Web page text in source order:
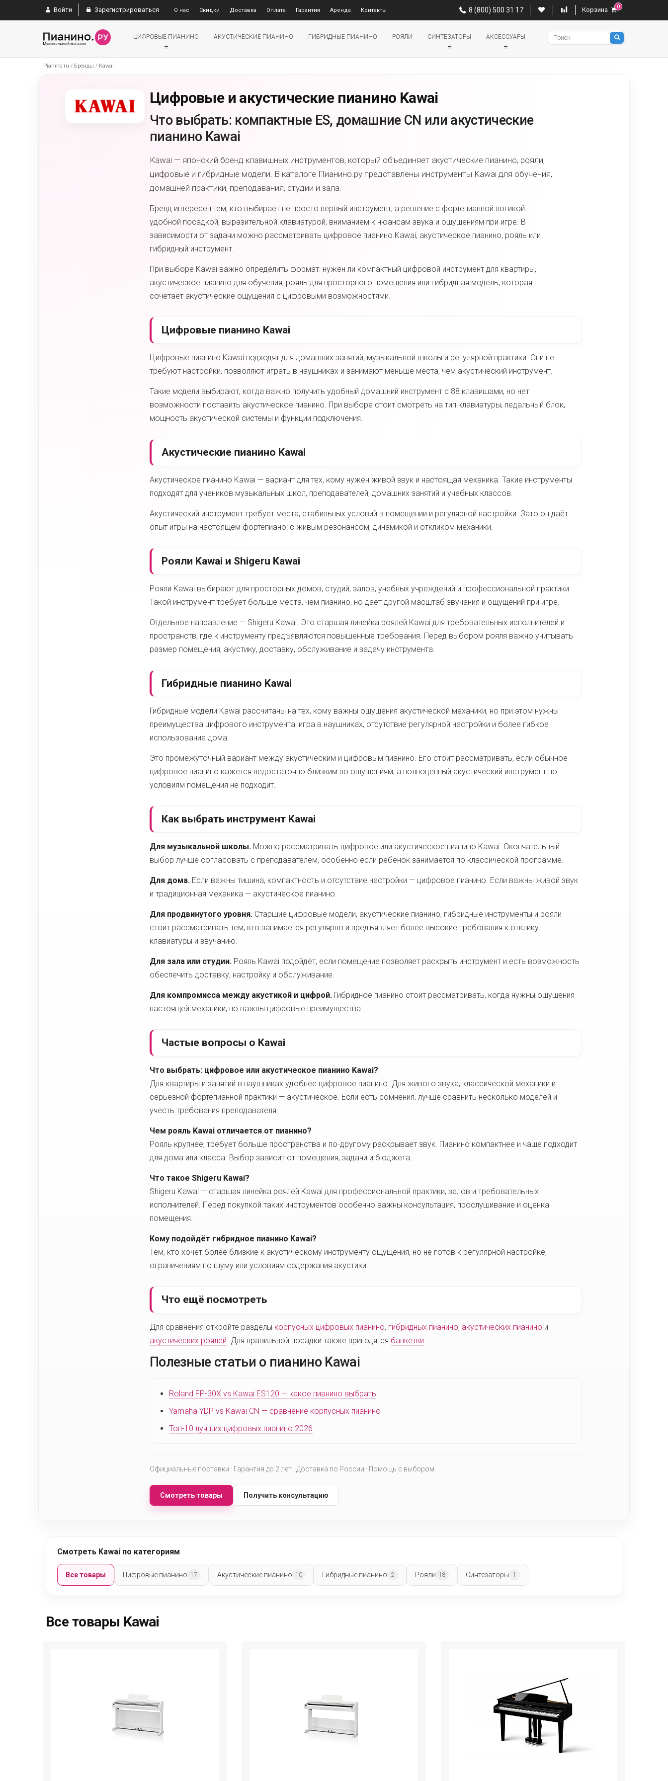
8 (800) 500 31 17 Корзина
Pianino
Войти Зарегистрироваться О нас Скидки Доставка Оплата Гарантия Аренда Контакты 8 (800) 500 31 17 Корзина 0
ЦИФРОВЫЕ ПИАНИНО АКУСТИЧЕСКИЕ ПИАНИНО ГИБРИДНЫЕ ПИАНИНО РОЯЛИ СИНТЕЗАТОРЫ АКСЕССУАРЫ
Pianino.ru / Бренды / Kawai
Цифровые и акустические пианино Kawai
Что выбрать: компактные ES, домашние CN или акустические
пианино Kawai
Kawai — японский бренд клавишных инструментов, который объединяет акустические пианино, рояли,
цифровые и гибридные модели. В каталоге Пианино.ру представлены инструменты Kawai для обучения,
домашней практики, преподавания, студии и зала.
Бренд интересен тем, кто выбирает не просто первый инструмент, а решение с фортепианной логикой:
удобной посадкой, выразительной клавиатурой, вниманием к нюансам звука и ощущениям при игре. В
зависимости от задачи можно рассматривать цифровое пианино Kawai, акустическое пианино, рояль или
гибридный инструмент.
При выборе Kawai важно определить формат: нужен ли компактный цифровой инструмент для квартиры,
акустическое пианино для обучения, рояль для просторного помещения или гибридная модель, которая
сочетает акустические ощущения с цифровыми возможностями.
Цифровые пианино Kawai
Цифровые пианино Kawai подходят для домашних занятий, музыкальной школы и регулярной практики. Они не
требуют настройки, позволяют играть в наушниках и занимают меньше места, чем акустический инструмент.
Такие модели выбирают, когда важно получить удобный домашний инструмент с 88 клавишами, но нет
возможности поставить акустическое пианино. При выборе стоит смотреть на тип клавиатуры, педальный блок,
мощность акустической системы и функции подключения.
Акустические пианино Kawai
Акустическое пианино Kawai — вариант для тех, кому нужен живой звук и настоящая механика. Такие инструменты
подходят для учеников музыкальных школ, преподавателей, домашних занятий и учебных классов.
Акустический инструмент требует места, стабильных условий в помещении и регулярной настройки. Зато он даёт
опыт игры на настоящем фортепиано: с живым резонансом, динамикой и откликом механики.
Рояли Kawai и Shigeru Kawai
Рояли Kawai выбирают для просторных домов, студий, залов, учебных учреждений и профессиональной практики.
Такой инструмент требует больше места, чем пианино, но даёт другой масштаб звучания и ощущений при игре.
Отдельное направление — Shigeru Kawai. Это старшая линейка роялей Kawai для требовательных исполнителей и
пространств, где к инструменту предъявляются повышенные требования. Перед выбором рояля важно учитывать
размер помещения, акустику, доставку, обслуживание и задачу инструмента.
Гибридные пианино Kawai
Гибридные модели Kawai рассчитаны на тех, кому важны ощущения акустической механики, но при этом нужны
преимущества цифрового инструмента: игра в наушниках, отсутствие регулярной настройки и более гибкое
использование дома.
Это промежуточный вариант между акустическим и цифровым пианино. Его стоит рассматривать, если обычное
цифровое пианино кажется недостаточно близким по ощущениям, а полноценный акустический инструмент по
условиям помещения не подходит.
Как выбрать инструмент Kawai
Для музыкальной школы. Можно рассматривать цифровое или акустическое пианино Kawai. Окончательный
выбор лучше согласовать с преподавателем, особенно если ребёнок занимается по классической программе.
Для дома. Если важны тишина, компактность и отсутствие настройки — цифровое пианино. Если важны живой звук
и традиционная механика — акустическое пианино.
Для продвинутого уровня. Старшие цифровые модели, акустические пианино, гибридные инструменты и рояли
стоит рассматривать тем, кто занимается регулярно и предъявляет более высокие требования к отклику
клавиатуры и звучанию.
Для зала или студии. Рояль Kawai подойдёт, если помещение позволяет раскрыть инструмент и есть возможность
обеспечить доставку, настройку и обслуживание.
Для компромисса между акустикой и цифрой. Гибридное пианино стоит рассматривать, когда нужны ощущения
настоящей механики, но важны цифровые преимущества.
Частые вопросы о Kawai
Что выбрать: цифровое или акустическое пианино Kawai?
Для квартиры и занятий в наушниках удобнее цифровое пианино. Для живого звука, классической механики и
серьёзной фортепианной практики — акустическое. Если есть сомнения, лучше сравнить несколько моделей и
учесть требования преподавателя.
Чем рояль Kawai отличается от пианино?
Рояль крупнее, требует больше пространства и по-другому раскрывает звук. Пианино компактнее и чаще подходит
для дома или класса. Выбор зависит от помещения, задачи и бюджета.
Что такое Shigeru Kawai?
Shigeru Kawai — старшая линейка роялей Kawai для профессиональной практики, залов и требовательных
исполнителей. Перед покупкой таких инструментов особенно важны консультация, прослушивание и оценка
помещения.
Кому подойдёт гибридное пианино Kawai?
Тем, кто хочет более близкие к акустическому инструменту ощущения, но не готов к регулярной настройке,
ограничениям по шуму или условиям содержания акустики.
Что ещё посмотреть
Для сравнения откройте разделы корпусных цифровых пианино, гибридных пианино, акустических пианино и
акустических роялей. Для правильной посадки также пригодятся банкетки.
Полезные статьи о пианино Kawai
Roland FP-30X vs Kawai ES120 — какое пианино выбрать
Yamaha YDP vs Kawai CN — сравнение корпусных пианино
Топ-10 лучших цифровых пианино 2026
Официальные поставки · Гарантия до 2 лет · Доставка по России · Помощь с выбором
Смотреть товары Получить консультацию
Смотреть Kawai по категориям
Все товары Цифровые пианино 17 Акустические пианино 10 Гибридные пианино 2 Рояли 18 Синтезаторы 1
Все товары Kawai